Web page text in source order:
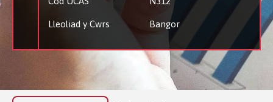
Lleoliad y Cwrs Bangor